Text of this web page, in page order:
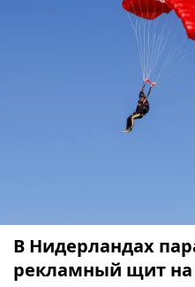
В Нидерландах
рекламный щит на